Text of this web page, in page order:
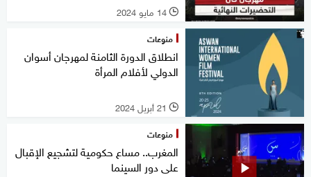
l 14 مايو 2024
منوعات
انطلاق الدورة الثامنة لمهرجان أسوان
الدولي لأفلام المرأة
l 21 أبريل 2024
منوعات
المغرب.. مساع حكومية لتشجيع الإقبال
على دور السينما